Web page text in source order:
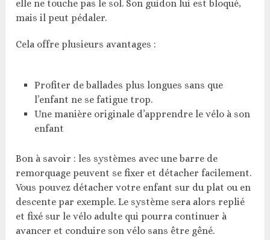
elle ne touche pas le sol. Son guidon lui est bloqué,
mais il peut pédaler.
Cela offre plusieurs avantages :
Profiter de ballades plus longues sans que
l’enfant ne se fatigue trop.
Une manière originale d’apprendre le vélo à son
enfant
Bon à savoir : les systèmes avec une barre de
remorquage peuvent se fixer et détacher facilement.
Vous pouvez détacher votre enfant sur du plat ou en
descente par exemple. Le système sera alors replié
et fixé sur le vélo adulte qui pourra continuer à
avancer et conduire son vélo sans être gêné.